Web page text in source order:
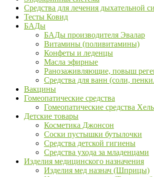
Средства для лечения дыхательной
Тесты Ковид
БАДы
БАДы производителя Эвалар
Витамины (поливитамины)
Конфеты и леденцы
Масла эфирные
Ранозаживляющие, повыш
Средства для ванн (соли,
Вакцины
Гомеопатические средства
Гомеопатические средства Хель
Детские товары
Косметика Джонсон
Соски пустышки бутылочки
Средства детской гигиены
Средства ухода за младенцами
Изделия медицинского назначения
Изделия мед назнач (Шприцы)